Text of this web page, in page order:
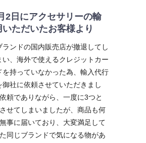
2日にアクセサリーの輸
いただいたお客様より
ランドの国内販売店が撤退してし
い、海外で使えるクレジットカー
を持っていなかった為、輸入代行
御社に依頼させていただきまし
頼でありながら、一度に3つと
せてしまいましたが、商品も何
事に届いており、大変満足して
同じブランドで気になる物があ